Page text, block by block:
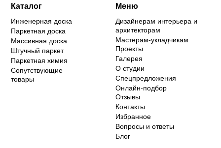
Каталог
Инженерная доска
Паркетная доска
Массивная доска
Штучный паркет
Паркетная химия
Сопутствующие
товары
Меню
Дизайнерам интерьера и
архитекторам
Мастерам-укладчикам
Проекты
Галерея
О студии
Спецпредложения
Онлайн-подбор
Отзывы
Контакты
Избранное
Вопросы и ответы
Блог